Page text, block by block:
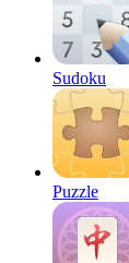
Sudoku
Puzzle